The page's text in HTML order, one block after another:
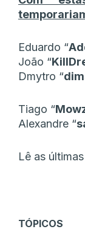
Eduardo “
João “
Dmytro “
Tiago “
Alexandre “
Lê as
TÓPICOS